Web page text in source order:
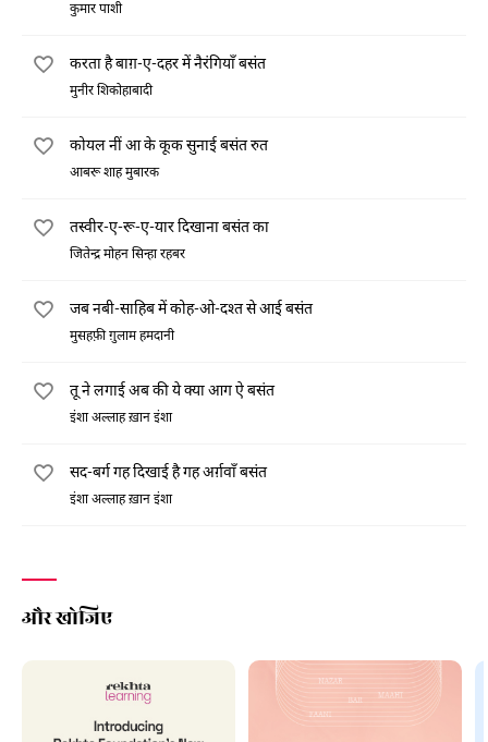
कुमार पाशी
करता है बाग़-ए-दहर में नैरंगियाँ बसंत
मुनीर शिकोहाबादी
कोयल नीं आ के कूक सुनाई बसंत रुत
आबरू शाह मुबारक
तस्वीर-ए-रू-ए-यार दिखाना बसंत का
जितेन्द्र मोहन सिन्हा रहबर
जब नबी-साहिब में कोह-ओ-दश्त से आई बसंत
मुसहफ़ी ग़ुलाम हमदानी
तू ने लगाई अब की ये क्या आग ऐ बसंत
इंशा अल्लाह ख़ान इंशा
सद-बर्ग गह दिखाई है गह अर्ग़वाँ बसंत
इंशा अल्लाह ख़ान इंशा
और खोजिए